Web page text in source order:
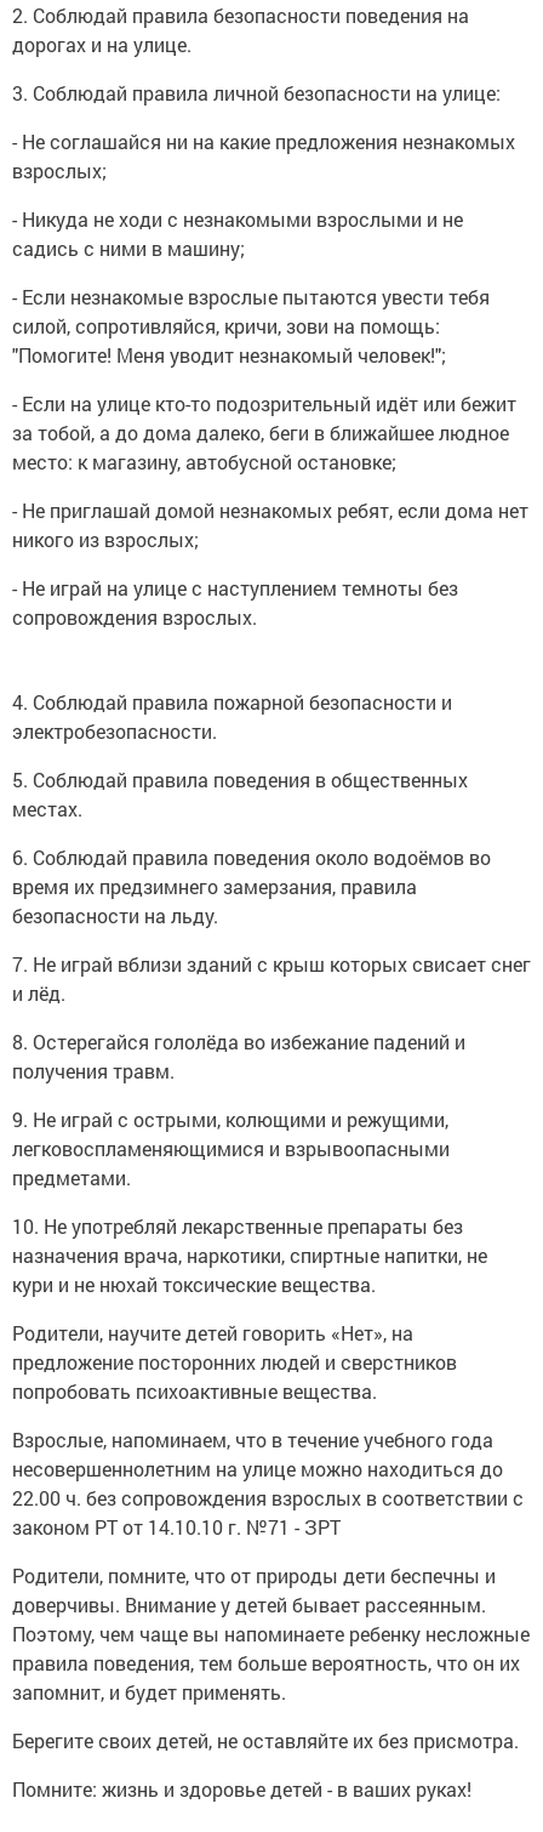
2. Соблюдай правила безопасности поведения на
дорогах и на улице.
3. Соблюдай правила личной безопасности на улице:
- Не соглашайся ни на какие предложения незнакомых
взрослых;
- Никуда не ходи с незнакомыми взрослыми и не
садись с ними в машину;
- Если незнакомые взрослые пытаются увести тебя
силой, сопротивляйся, кричи, зови на помощь:
"Помогите! Меня уводит незнакомый человек!";
- Если на улице кто-то подозрительный идёт или бежит
за тобой, а до дома далеко, беги в ближайшее людное
место: к магазину, автобусной остановке;
- Не приглашай домой незнакомых ребят, если дома нет
никого из взрослых;
- Не играй на улице с наступлением темноты без
сопровождения взрослых.
4. Соблюдай правила пожарной безопасности и
электробезопасности.
5. Соблюдай правила поведения в общественных
местах.
6. Соблюдай правила поведения около водоёмов во
время их предзимнего замерзания, правила
безопасности на льду.
7. Не играй вблизи зданий с крыш которых свисает снег
и лёд.
8. Остерегайся гололёда во избежание падений и
получения травм.
9. Не играй с острыми, колющими и режущими,
легковоспламеняющимися и взрывоопасными
предметами.
10. Не употребляй лекарственные препараты без
назначения врача, наркотики, спиртные напитки, не
кури и не нюхай токсические вещества.
Родители, научите детей говорить «Нет», на
предложение посторонних людей и сверстников
попробовать психоактивные вещества.
Взрослые, напоминаем, что в течение учебного года
несовершеннолетним на улице можно находиться до
22.00 ч. без сопровождения взрослых в соответствии с
законом РТ от 14.10.10 г. №71 - ЗРТ
Родители, помните, что от природы дети беспечны и
доверчивы. Внимание у детей бывает рассеянным.
Поэтому, чем чаще вы напоминаете ребенку несложные
правила поведения, тем больше вероятность, что он их
запомнит, и будет применять.
Берегите своих детей, не оставляйте их без присмотра.
Помните: жизнь и здоровье детей - в ваших руках!